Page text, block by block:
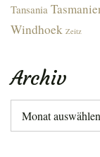
Tansania
Windhoek Zeitz
Archiv
Archiv